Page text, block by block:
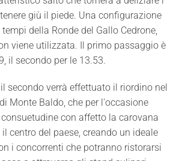
giù il piede. Una configurazione
della Ronde del Gallo Cedrone,
viene utilizzata. Il primo passaggio è
il secondo per le 13.53.
secondo verrà effettuato il riordino nel
Monte Baldo, che per l'occasione
con affetto la carovana
centro del paese, creando un ideale
i concorrenti che potranno ristorarsi